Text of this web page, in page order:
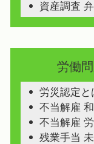
資産調査
労働
労災認定と
不当解雇
不当解雇
残業手当